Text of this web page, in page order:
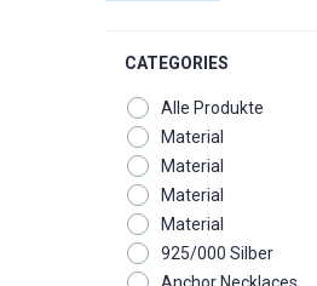
CATEGORIES
Alle Produkte
Material
Material
Material
Material
925/000 Silber